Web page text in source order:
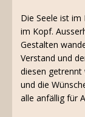
Die Seele ist
im Kopf.
Gestalten
Verstand und
diesen getrennt
und die
alle anfällig für